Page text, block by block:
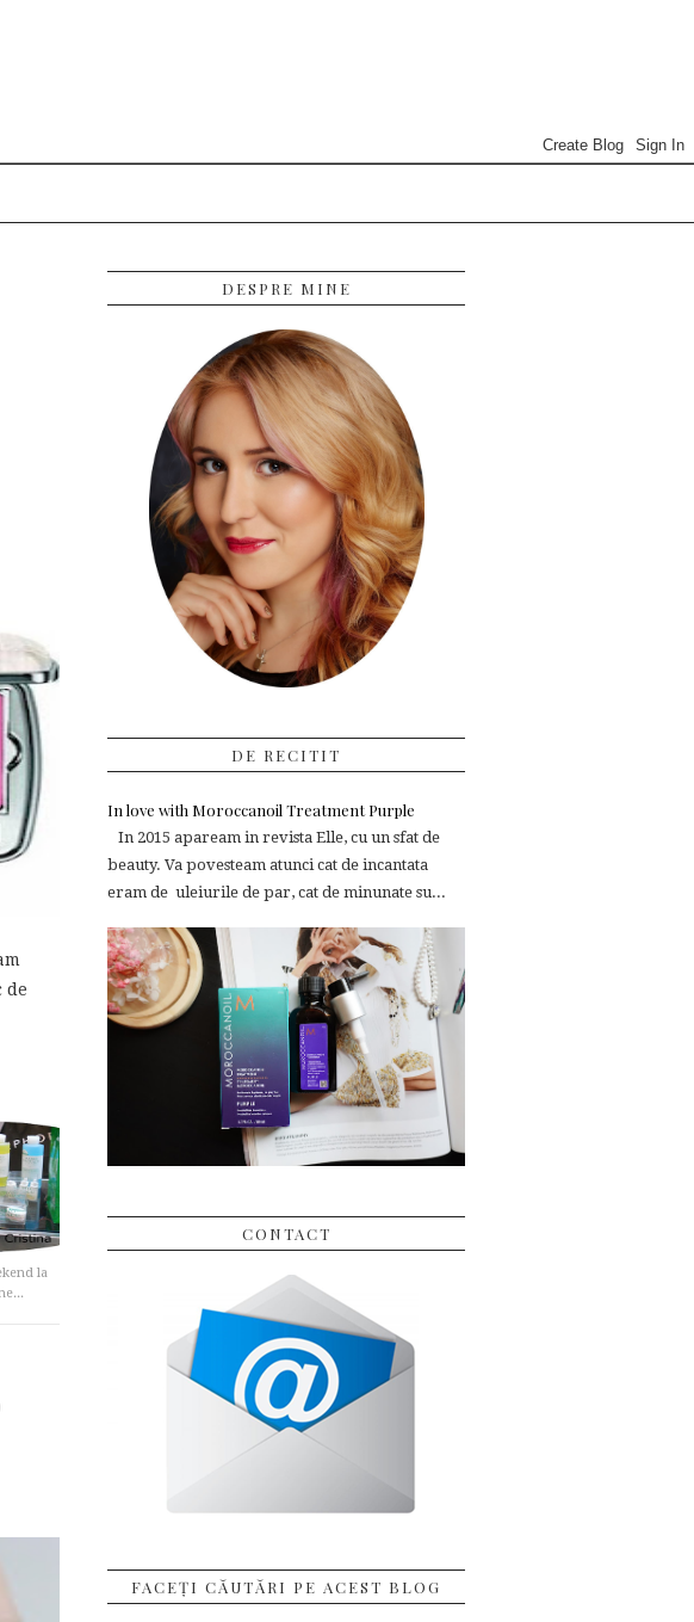
de
la
DESPRE MINE
DE RECITIT
In love with Moroccanoil Treatment Purple
In 2015 apaream in revista Elle, cu un sfat de
beauty. Va povesteam atunci cat de incantata
eram de uleiurile de par, cat de minunate su...
CONTACT
FACEȚI CĂUTĂRI PE ACEST BLOG